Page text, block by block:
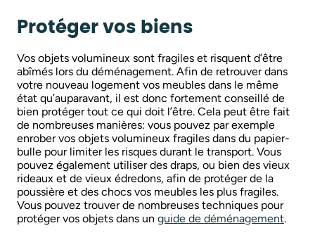
Protéger vos biens
Vos objets volumineux sont fragiles et risquent d’être
abîmés lors du déménagement. Afin de retrouver dans
votre nouveau logement vos meubles dans le même
état qu’auparavant, il est donc fortement conseillé de
bien protéger tout ce qui doit l’être. Cela peut être fait
de nombreuses manières: vous pouvez par exemple
enrober vos objets volumineux fragiles dans du papier-
bulle pour limiter les risques durant le transport. Vous
pouvez également utiliser des draps, ou bien des vieux
rideaux et de vieux édredons, afin de protéger de la
poussière et des chocs vos meubles les plus fragiles.
Vous pouvez trouver de nombreuses techniques pour
protéger vos objets dans un guide de déménagement.